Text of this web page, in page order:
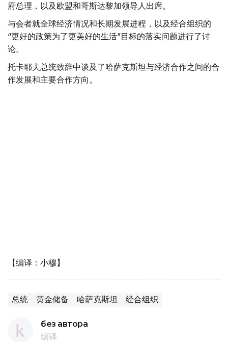
府总理，以及欧盟和哥斯达黎加领导人出席。
与会者就全球经济情况和长期发展进程，以及经合组织的
“更好的政策为了更美好的生活”目标的落实问题进行了讨
论。
托卡耶夫总统致辞中谈及了哈萨克斯坦与经济合作之间的合
作发展和主要合作方向。
【编译：小穆】
总统 黄金储备 哈萨克斯坦 经合组织
без автора
编译